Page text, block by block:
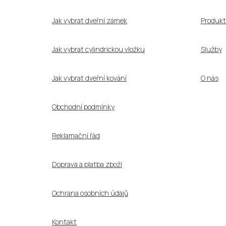
Jak vybrat dveřní zámek
Jak vybrat cylindrickou vložku
Jak vybrat dveřní kování
Obchodní podmínky
Reklamační řád
Doprava a platba zboží
Ochrana osobních údajů
Kontakt
Služby
O nás